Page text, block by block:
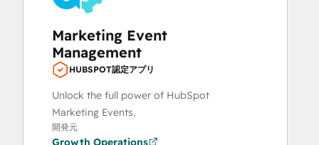
Marketing Event
Management
HUBSPOT認定アプリ
Unlock the full power of HubSpot
Marketing Events.
開発元
Growth Operations